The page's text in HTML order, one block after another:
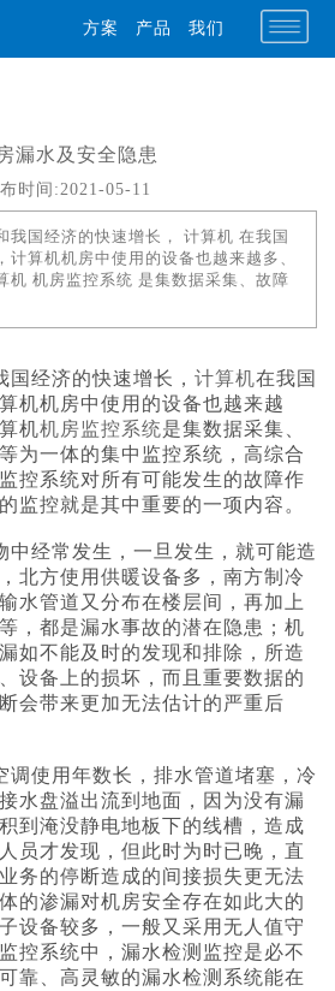
方案 产品 我们
漏水及安全隐患
时间:2021-05-11
我国经济的快速增长， 计算机 在我国
计算机机房中使用的设备也越来越多、
机 机房监控系统 是集数据采集、故障
经济的快速增长， 计算机在我国
机机房中使用的设备也越来越
机机房监控系统是集数据采集、
为一体的集中监控系统，高综合
控系统对所有可能发生的故障作
监控就是其中重要的一项内容。
中经常发生，一旦发生，就可能造
北方使用供暖设备多，南方制冷
水管道又分布在楼层间，再加上
，都是漏水事故的潜在隐患；机
如不能及时的发现和排除，所造
设备上的损坏，而且重要数据的
会带来更加无法估计的严重后
调使用年数长，排水管道堵塞，冷
水盘溢出流到地面，因为没有漏
到淹没静电地板下的线槽，造成
员才发现，但此时为时已晚，直
务的停断造成的间接损失更无法
的渗漏对机房安全存在如此大的
设备较多，一般又采用无人值守
控系统中，漏水检测监控是必不
靠、高灵敏的漏水检测系统能在